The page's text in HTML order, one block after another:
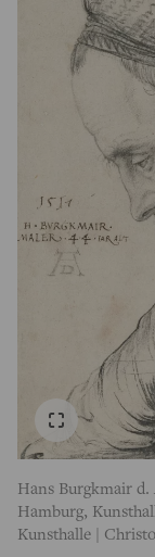
Hans Burgkmair d.
Hamburg,
Kunsthalle |